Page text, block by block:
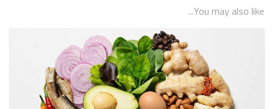
You may also like...